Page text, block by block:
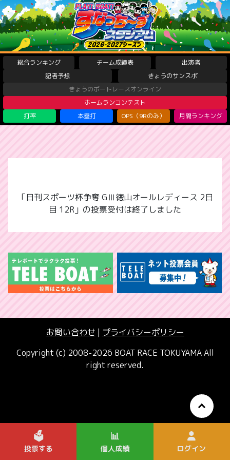
総合ランキング チーム成績表
出演者
記者予想
きょうのサンスポ
きょうのボートレースオンライン
ホームランコンテスト
打率
本塁打 OPS（9Rのみ） 月間ランキング
「日刊スポーツ杯争奪 GⅢ徳山オールレディース 2日
目 12R」の投票受付は終了しました
お問い合わせ | プライバシーポリシー
Copyright (c) 2008-2026 BOAT RACE TOKUYAMA All
right reserved.
🗳️
投票する
📊
個人成績 ログイン